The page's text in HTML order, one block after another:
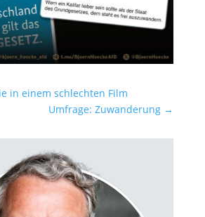
in einem schlechten Film
Umfrage: Zuwanderung →